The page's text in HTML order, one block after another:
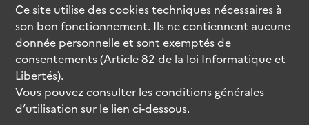
Ce site utilise descookiestechniques nécessaires à
son bon fonctionnement. Ils ne contiennent aucune
donnée personnelle et sont exemptés de
consentements (Article 82 de la loi Informatique et
Libertés).
Vous pouvez consulter les conditions générales
d’utilisation sur le lien ci-dessous.